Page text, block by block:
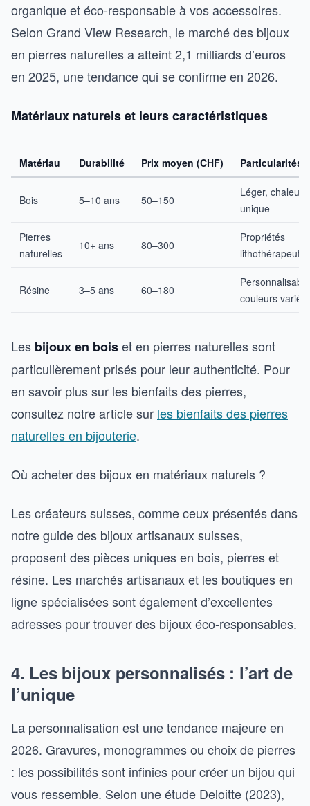
organique et éco-responsable à vos accessoires.
Selon Grand View Research, le marché des bijoux
en pierres naturelles a atteint 2,1 milliards d’euros
en 2025, une tendance qui se confirme en 2026.
Matériaux naturels et leurs caractéristiques
Matériau Durabilité Prix moyen (CHF) Particularités
Bois 5–10 ans 50–150
Léger,
unique
Pierres
naturelles
10+ ans 80–300
Propriétés
Résine 3–5 ans 60–180
couleurs
Les bijoux en boiset en pierres naturelles sont
particulièrement prisés pour leur authenticité. Pour
en savoir plus sur les bienfaits des pierres,
consultez notre article sur les bienfaits des pierres
naturelles en bijouterie.
Où acheter des bijoux en matériaux naturels ?
Les créateurs suisses, comme ceux présentés dans
notre guide des bijoux artisanaux suisses,
proposent des pièces uniques en bois, pierres et
résine. Les marchés artisanaux et les boutiques en
ligne spécialisées sont également d’excellentes
adresses pour trouver des bijoux éco-responsables.
4. Les bijoux personnalisés : l’art de
l’unique
La personnalisation est une tendance majeure en
2026. Gravures, monogrammes ou choix de pierres
: les possibilités sont infinies pour créer un bijou qui
vous ressemble. Selon une étude Deloitte (2023),